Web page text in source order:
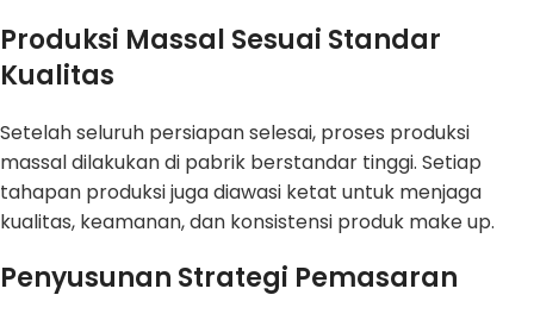
Produksi Massal Sesuai Standar
Kualitas
Setelah seluruh persiapan selesai, proses produksi
massal dilakukan di pabrik berstandar tinggi. Setiap
tahapan produksi juga diawasi ketat untuk menjaga
kualitas, keamanan, dan konsistensi produk make up.
Penyusunan Strategi Pemasaran